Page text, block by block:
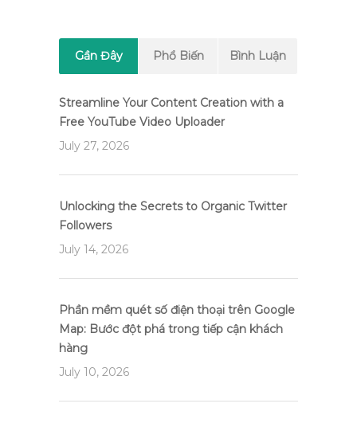
Gần Đây Phổ Biến Bình Luận
Streamline Your Content Creation with a
Free YouTube Video Uploader
July 27, 2026
Unlocking the Secrets to Organic Twitter
Followers
July 14, 2026
Phần mềm quét số điện thoại trên Google
Map: Bước đột phá trong tiếp cận khách
hàng
July 10, 2026